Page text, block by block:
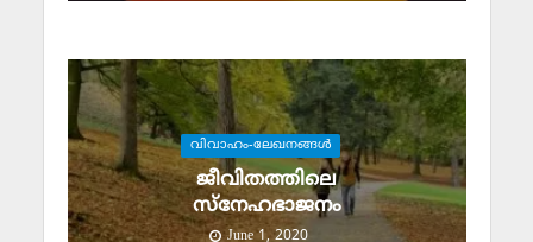
വിവാഹം-ലേഖനങ്ങള്‍
ജീവിതത്തിലെ
സ്‌നേഹഭാജനം
June 1, 2020